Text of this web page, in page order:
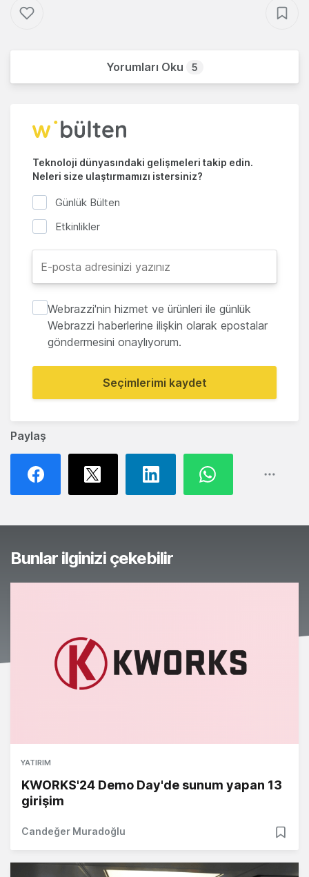
Paylaş
Yorumları Oku 5
Teknoloji dünyasındaki gelişmeleri takip edin.
Neleri size ulaştırmamızı istersiniz?
Günlük Bülten
Etkinlikler
Webrazzi'nin hizmet ve ürünleri ile günlük
Webrazzi haberlerine ilişkin olarak epostalar
göndermesini onaylıyorum.
Seçimlerimi kaydet
Bunlar ilginizi çekebilir
YATIRIM
KWORKS'24 Demo Day'de sunum yapan 13
girişim
Candeğer Muradoğlu